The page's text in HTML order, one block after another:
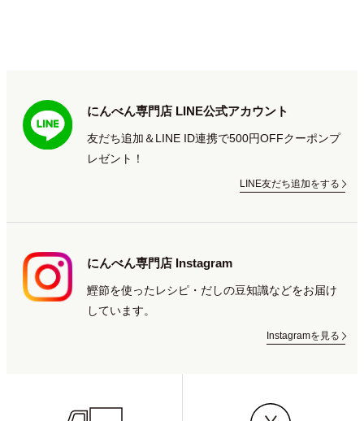
にんべん専門店 LINE公式アカウント
友だち追加＆LINE ID連携で500円OFFクーポンプ
レゼント！
LINE友だち追加をする
にんべん専門店 Instagram
鰹節を使ったレシピ・だしの豆知識などをお届け
しています。
Instagramを見る